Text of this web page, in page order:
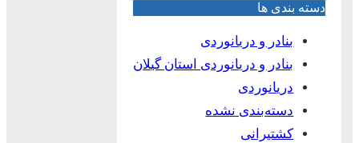
دسته بندی ها
بنادر و دریانوردی
بنادر و دریانوردی استان گیلان
دریانوردی
دسته‌بندی نشده
کشتیرانی